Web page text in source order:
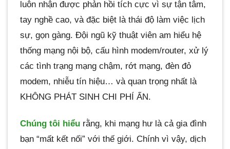
luôn nhận được phản hồi tích cực vì sự tận tâm,
tay nghề cao, và đặc biệt là thái độ làm việc lịch
sự, gọn gàng. Đội ngũ kỹ thuật viên am hiểu hệ
thống mạng nội bộ, cấu hình modem/router, xử lý
các tình trạng mạng chậm, rớt mạng, đèn đỏ
modem, nhiễu tín hiệu… và quan trọng nhất là
KHÔNG PHÁT SINH CHI PHÍ ẨN.
Chúng tôi hiểu rằng, khi mạng hư là cả gia đình
bạn “mất kết nối” với thế giới. Chính vì vậy, dịch